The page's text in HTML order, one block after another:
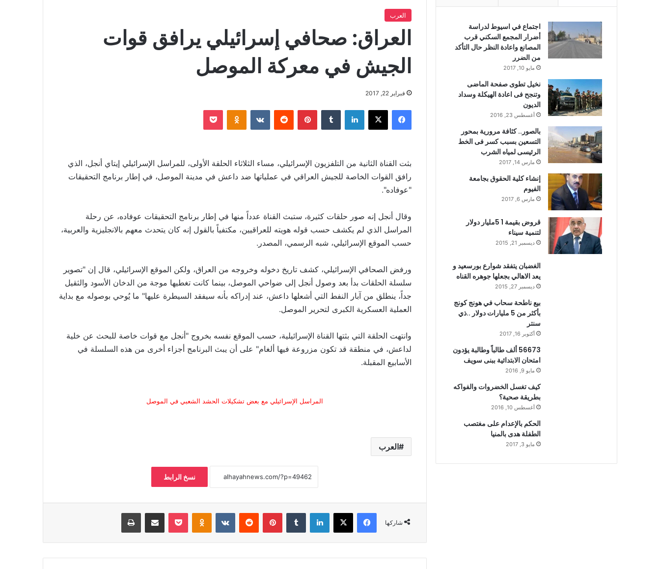
العرب
العراق: صحافي إسرائيلي يرافق قوات
الجيش في معركة الموصل
فبراير 22, 2017
فيسبوك لينكدإن بينتيريست
بثت القناة الثانية من التلفزيون الإسرائيلي، مساء الثلاثاء الحلقة الأولى، للمراسل الإسرائيلي إيتاي أنجل، الذي
رافق القوات الخاصة للجيش العراقي في عملياتها ضد داعش في مدينة الموصل، في إطار برنامج التحقيقات
"عوفاده".
وقال أنجل إنه صور حلقات كثيرة، ستبث القناة عدداً منها في إطار برنامج التحقيقات عوفاده، عن رحلة
المراسل الذي لم يكشف حسب قوله هويته للعراقيين، مكتفياً بالقول إنه كان يتحدث معهم بالانجليزية والعربية،
حسب الموقع الإسرائيلي، شبه الرسمي، المصدر.
ورفض الصحافي الإسرائيلي، كشف تاريخ دخوله وخروجه من العراق، ولكن الموقع الإسرائيلي، قال إن "تصوير
سلسلة الحلقات بدأ بعد وصول أنجل إلى ضواحي الموصل، بينما كانت تغطيها موجة من الدخان الأسود والثقيل
جداً، ينطلق من آبار النفط التي أشعلها داعش، عند إدراكه بأنه سيفقد السيطرة عليها" ما يُوحي بوصوله مع بداية
العملية العسكرية الكبرى لتحرير الموصل.
وانتهت الحلقة التي بثتها القناة الإسرائيلية، حسب الموقع نفسه بخروج "أنجل مع قوات خاصة للبحث عن خلية
لداعش، في منطقة قد تكون مزروعة فيها ألغام" على أن يبث البرنامج أجزاء أخرى من هذه السلسلة في
الأسابيع المقبلة.
المراسل الإسرائيلي مع بعض تشكيلات الحشد الشعبي في الموصل
العرب
نسخ الرابط
شاركها
فيسبوك لينكدإن بينتيريست بوكيت
اجتماع في اسيوط لدراسة
أضرار المجمع السكني قرب
المصانع واعادة النظر حال التأكد
من الضرر
مايو 10, 2017
نخيل تطوى صفحة الماضى
وتنجح فى اعادة الهيكلة وسداد
الديون
أغسطس 23, 2016
بالصور.. كثافة مرورية بمحور
التسعين بسبب كسر فى الخط
الرئيسى لمياه الشرب
مارس 14, 2017
إنشاء كلية الحقوق بجامعة
الفيوم
مارس 6, 2017
قروض بقيمة 1 5مليار دولار
لتنمية سيناء
ديسمبر 21, 2015
الغضبان يتفقد شوارع بورسعيد و
يعد الاهالي بجعلها جوهره القناه
ديسمبر 27, 2015
بيع ناطحة سحاب في هونج كونج
بأكثر من 5 مليارات دولار ..ذي
سنتر
أكتوبر 16, 2017
56673 ألف طالباً وطالبة يؤدون
امتحان الابتدائية ببنى سويف
مايو 9, 2016
كيف تغسل الخضروات والفواكه
بطريقة صحية؟
أغسطس 10, 2016
الحكم بالإعدام على مغتصب
الطفلة هدى بالمنيا
مايو 3, 2017